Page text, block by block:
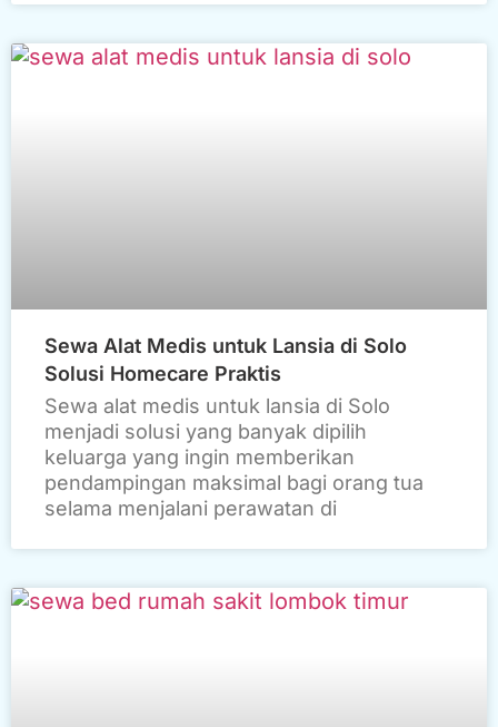
Sewa Alat Medis untuk Lansia di Solo
Solusi Homecare Praktis
Sewa alat medis untuk lansia di Solo
menjadi solusi yang banyak dipilih
keluarga yang ingin memberikan
pendampingan maksimal bagi orang tua
selama menjalani perawatan di